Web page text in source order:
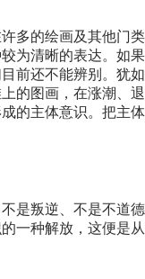
多的绘画及其他门
为清晰的表达。如
前还不能辨别。犹
的图画，在涨潮、
主体意识。把主
是叛逆、不是不道
一种解放，这便是